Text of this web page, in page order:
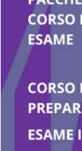
era:
€317,00.
è:
€187,00.